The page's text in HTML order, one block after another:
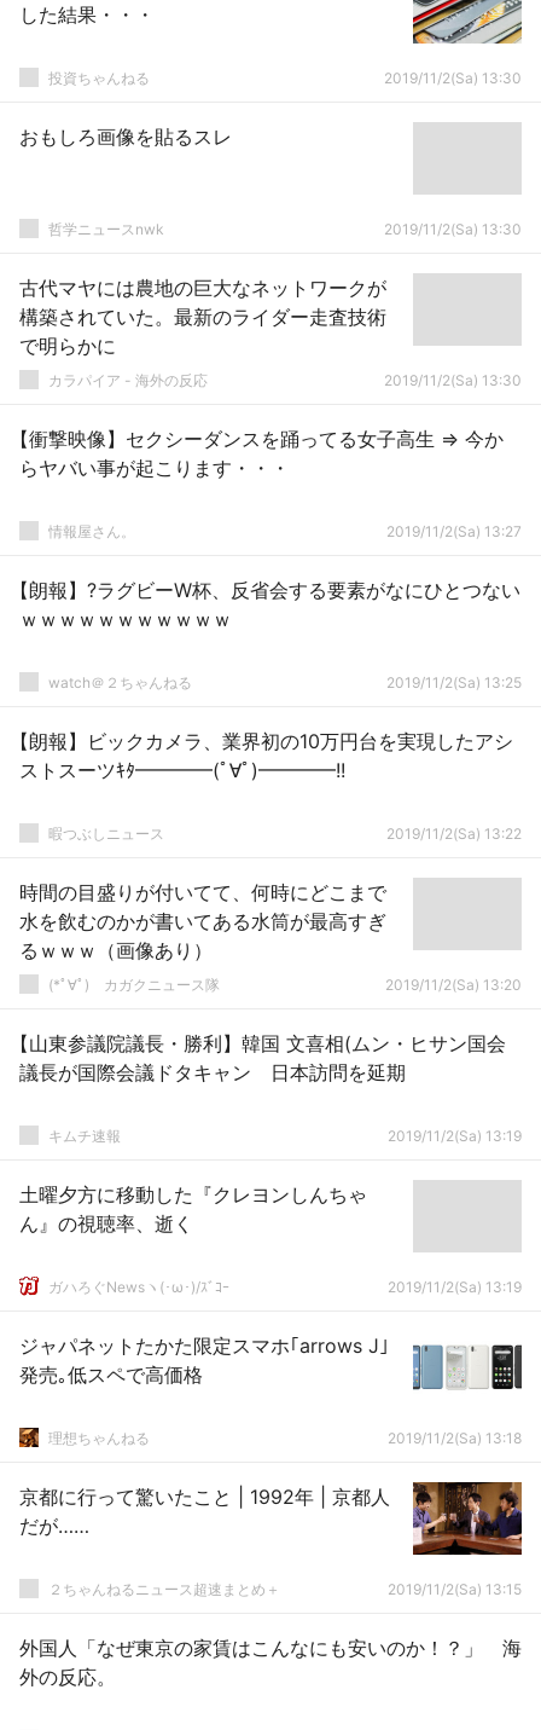
した結果・・・
投資ちゃんねる 2019/11/2(Sa) 13:30
おもしろ画像を貼るスレ
哲学ニュースnwk 2019/11/2(Sa) 13:30
古代マヤには農地の巨大なネットワークが
構築されていた。最新のライダー走査技術
で明らかに
カラパイア - 海外の反応 2019/11/2(Sa) 13:30
【衝撃映像】セクシーダンスを踊ってる女子高生 ⇒ 今か
らヤバい事が起こります・・・
情報屋さん。 2019/11/2(Sa) 13:27
【朗報】?ラグビーW杯、反省会する要素がなにひとつない
ｗｗｗｗｗｗｗｗｗｗｗ
watch＠２ちゃんねる 2019/11/2(Sa) 13:25
【朗報】ビックカメラ、業界初の10万円台を実現したアシ
ストスーツｷﾀ━━━━(ﾟ∀ﾟ)━━━━!!
暇つぶしニュース 2019/11/2(Sa) 13:22
時間の目盛りが付いてて、何時にどこまで
水を飲むのかが書いてある水筒が最高すぎ
るｗｗｗ（画像あり）
(*ﾟ∀ﾟ)ゞカガクニュース隊 2019/11/2(Sa) 13:20
【山東参議院議長・勝利】韓国 文喜相(ムン・ヒサン国会
議長が国際会議ドタキャン 日本訪問を延期
キムチ速報 2019/11/2(Sa) 13:19
土曜夕方に移動した『クレヨンしんちゃ
ん』の視聴率、逝く
ガハろぐNewsヽ(･ω･)/ｽﾞｺｰ 2019/11/2(Sa) 13:19
ジャパネットたかた限定スマホ｢arrows J｣
発売｡低スペで高価格
理想ちゃんねる 2019/11/2(Sa) 13:18
京都に行って驚いたこと | 1992年 | 京都人
だが……
２ちゃんねるニュース超速まとめ＋ 2019/11/2(Sa) 13:15
外国人「なぜ東京の家賃はこんなにも安いのか！？」 海
外の反応。